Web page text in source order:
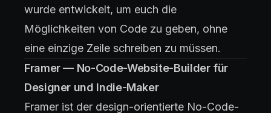
wurde entwickelt, um euch die
Möglichkeiten von Code zu geben, ohne
eine einzige Zeile schreiben zu müssen.
Framer — No-Code-Website-Builder für
Designer und Indie-Maker
Framer ist der design-orientierte No-Code-